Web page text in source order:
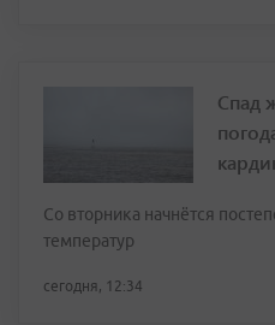
Спад
Со вторника начнётся
температур
сегодня, 12:34